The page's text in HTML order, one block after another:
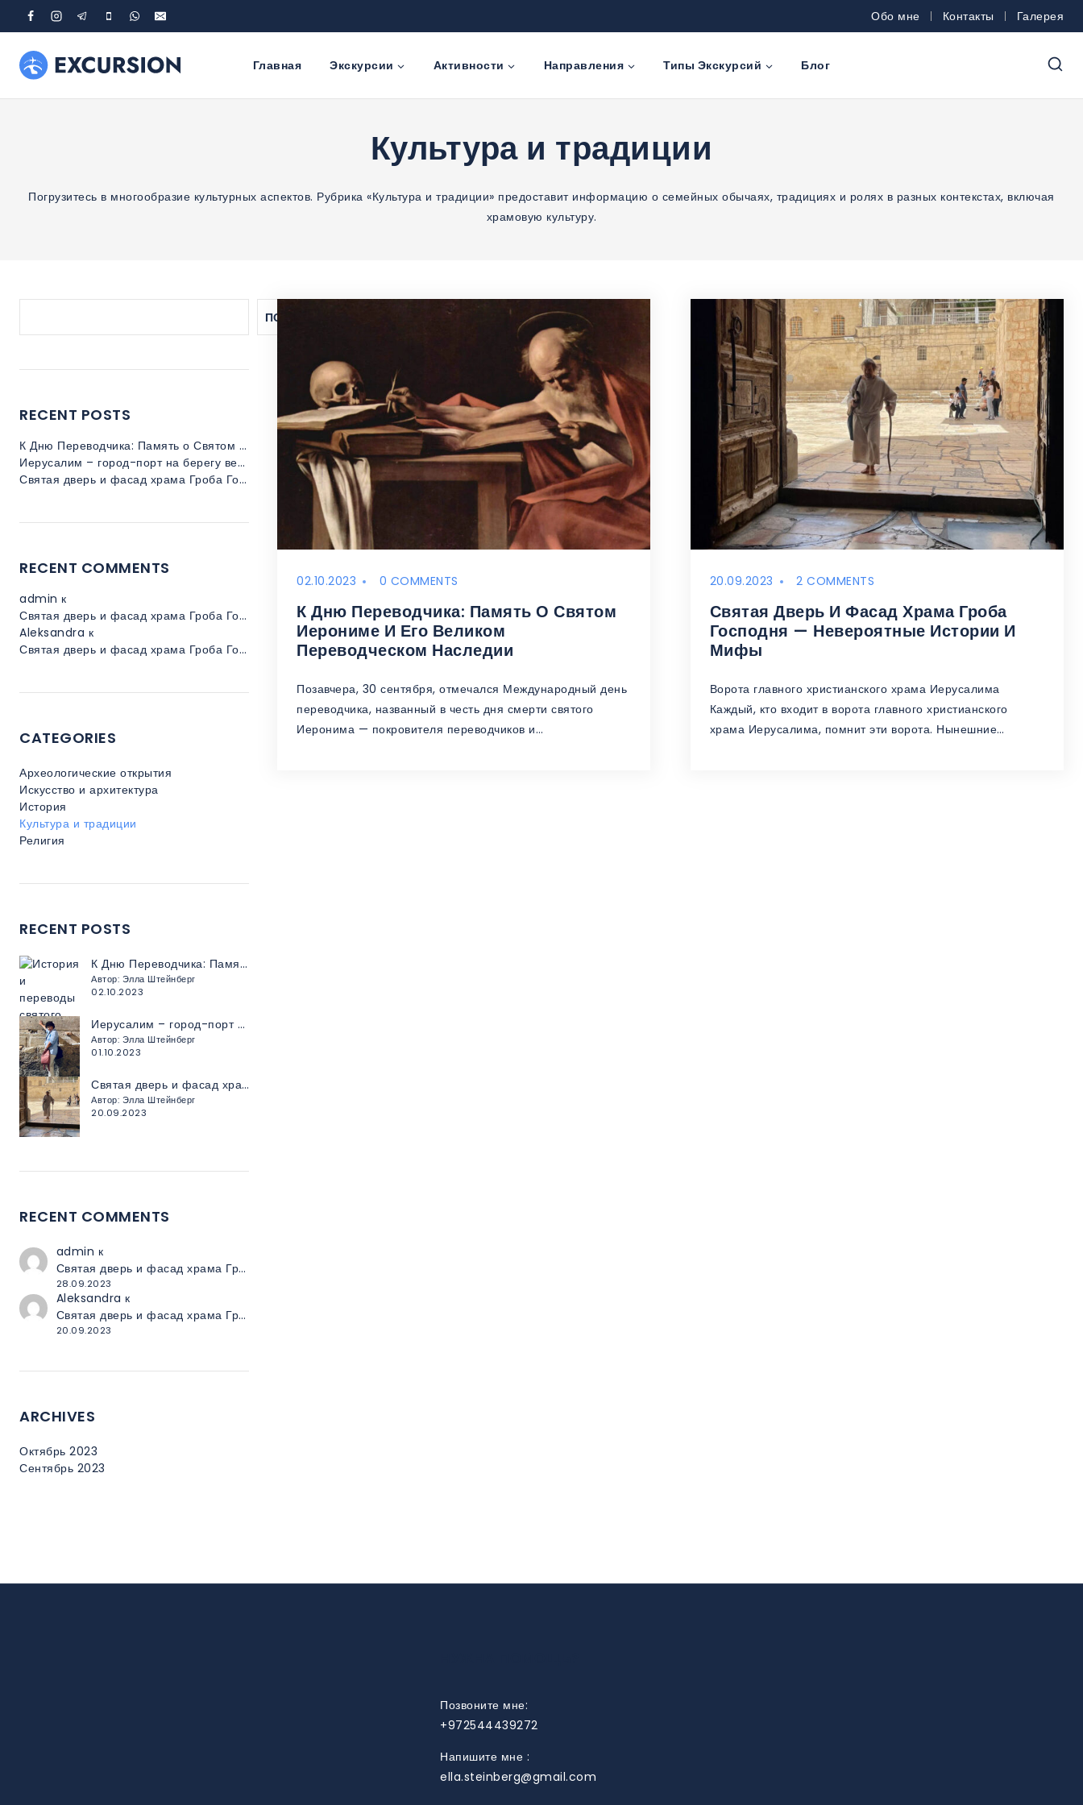
to
content
Обо мне Контакты Галерея
Главная Экскурсии Активности Направления Типы Экскурсий Блог
Культура и традиции
Погрузитесь в многообразие культурных аспектов. Рубрика «Культура и традиции» предоставит информацию о семейных обычаях, традициях и ролях в разных контекстах, включая
храмовую культуру.
02.10.2023 0 COMMENTS
К Дню Переводчика: Память О Святом
Иерониме И Его Великом
Переводческом Наследии
Позавчера, 30 сентября, отмечался Международный день
переводчика, названный в честь дня смерти святого
Иеронима — покровителя переводчиков и…
20.09.2023 2 COMMENTS
Святая Дверь И Фасад Храма Гроба
Господня — Невероятные Истории И
Мифы
Ворота главного христианского храма Иерусалима
Каждый, кто входит в ворота главного христианского
храма Иерусалима, помнит эти ворота. Нынешние…
ПОИСК
RECENT POSTS
К Дню Переводчика: Память о Святом Иерониме и Его Великом Переводческом Наследии
Иерусалим – город-порт на берегу вечности
Святая дверь и фасад храма Гроба Господня — невероятные истории и мифы
RECENT COMMENTS
admin к
Святая дверь и фасад храма Гроба Господня — невероятные истории и мифы
Aleksandra к
Святая дверь и фасад храма Гроба Господня — невероятные истории и мифы
CATEGORIES
Археологические открытия
Искусство и архитектура
История
Культура и традиции
Религия
RECENT POSTS
К Дню Переводчика: Память о Святом Иерониме и Его Великом Переводческом Наследии
Автор: Элла Штейнберг
02.10.2023
Иерусалим – город-порт на берегу вечности
Автор: Элла Штейнберг
01.10.2023
Святая дверь и фасад храма Гроба Господня — невероятные истории и мифы
Автор: Элла Штейнберг
20.09.2023
RECENT COMMENTS
admin к
Святая дверь и фасад храма Гроба Господня — невероятные истории и мифы
28.09.2023
Aleksandra к
Святая дверь и фасад храма Гроба Господня — невероятные истории и мифы
20.09.2023
ARCHIVES
Октябрь 2023
Сентябрь 2023
Позвоните мне:
+972544439272
Напишите мне :
ella.steinberg@gmail.com